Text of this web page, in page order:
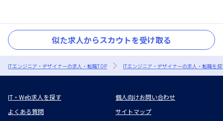
似た求人からスカウトを受け取る
ITエンジニア・デザイナーの求人・転職TOP ITエンジニア・デザイナーの求人・転職を
IT・Web求人を探す
個人向けお問い合わせ
よくある質問
サイトマップ